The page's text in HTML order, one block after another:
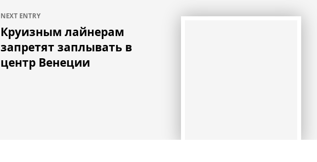
NEXT ENTRY
Круизным лайнерам
запретят заплывать в
центр Венеции